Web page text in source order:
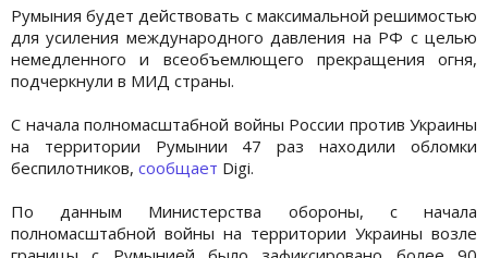
Румыния будет действовать с максимальной решимостью
для усиления международного давления на РФ с целью
немедленного и всеобъемлющего прекращения огня,
подчеркнули в МИД страны.
С начала полномасштабной войны России против Украины
на территории Румынии 47 раз находили обломки
беспилотников, сообщает Digi.
По данным Министерства обороны, с начала
полномасштабной войны на территории Украины возле